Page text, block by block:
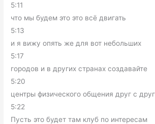
5:11
что мы будем это это всё двигать
5:13
и я вижу опять же для вот небольших
5:17
городов и в других странах создавайте
5:20
центры физического общения друг с
5:22
Пусть это будет там клуб по интересам